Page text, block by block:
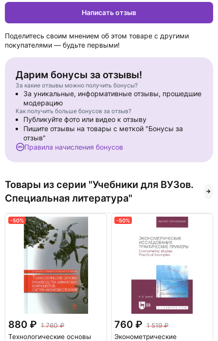
разведочных предприятий.
Написать отзыв
Поделитесь своим мнением об этом товаре с другими
покупателями — будьте первыми!
Дарим бонусы за отзывы!
За какие отзывы можно получить бонусы?
За уникальные, информативные отзывы, прошедшие
модерацию
Как получить больше бонусов за отзыв?
Публикуйте фото или видео к отзыву
Пишите отзывы на товары с меткой "Бонусы за
отзыв"
Правила начисления бонусов
Товары из серии "Учебники для ВУЗов.
Специальная литература"
-50%
880
1 760
Технологические основы
-50%
760
1 519
Эконометрические